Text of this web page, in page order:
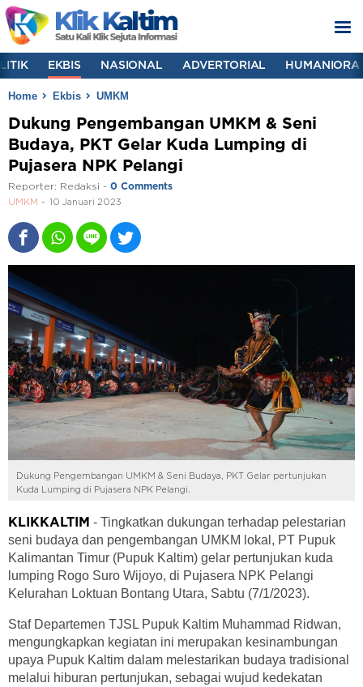
EKBIS NASIONAL ADVERTORIAL HUMANIORA
Home Ekbis UMKM
Dukung Pengembangan UMKM & Seni
Budaya, PKT Gelar Kuda Lumping di
Pujasera NPK Pelangi
Reporter: Redaksi - 0 Comments
UMKM 10 Januari 2023
Dukung Pengembangan UMKM & Seni Budaya, PKT Gelar pertunjukan
Kuda Lumping di Pujasera NPK Pelangi.
KLIKKALTIM - Tingkatkan dukungan terhadap pelestarian
seni budaya dan pengembangan UMKM lokal, PT Pupuk
Kalimantan Timur (Pupuk Kaltim) gelar pertunjukan kuda
lumping Rogo Suro Wijoyo, di Pujasera NPK Pelangi
Kelurahan Loktuan Bontang Utara, Sabtu (7/1/2023).
Staf Departemen TJSL Pupuk Kaltim Muhammad Ridwan,
mengungkapkan kegiatan ini merupakan kesinambungan
upaya Pupuk Kaltim dalam melestarikan budaya tradisional
melalui hiburan pertunjukan, sebagai wujud kedekatan